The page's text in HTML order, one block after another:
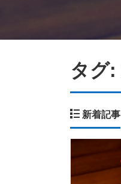
タグ:
新着記事